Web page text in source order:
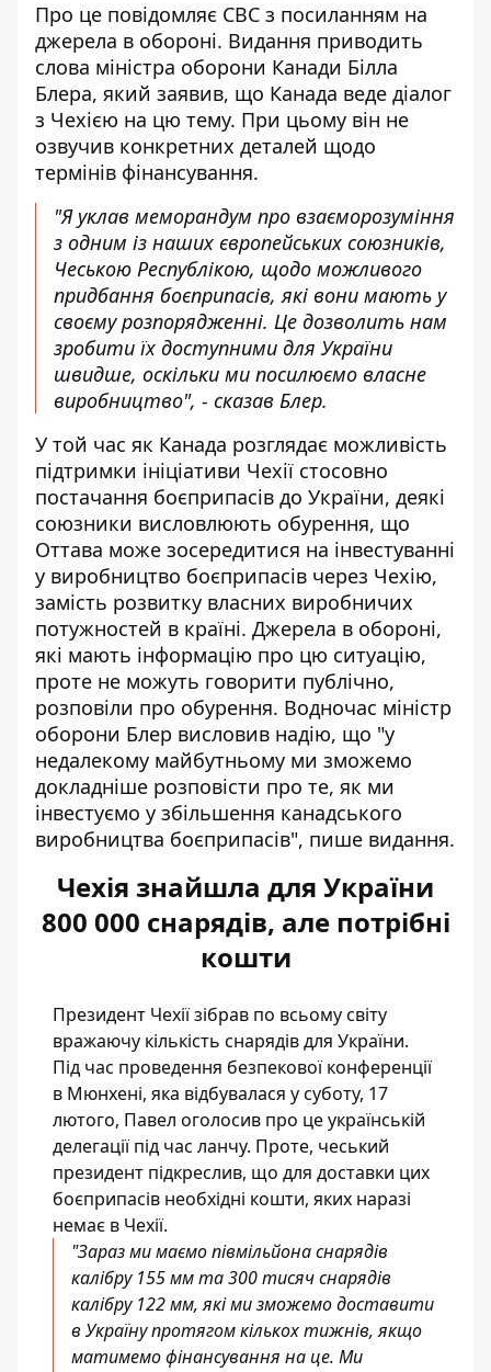
Про це повідомляє CBC з посиланням на
джерела в обороні. Видання приводить
слова міністра оборони Канади Білла
Блера, який заявив, що Канада веде діалог
з Чехією на цю тему. При цьому він не
озвучив конкретних деталей щодо
термінів фінансування.
"Я уклав меморандум про взаєморозуміння
з одним із наших європейських союзників,
Чеською Республікою, щодо можливого
придбання боєприпасів, які вони мають у
своєму розпорядженні. Це дозволить нам
зробити їх доступними для України
швидше, оскільки ми посилюємо власне
виробництво", - сказав Блер.
У той час як Канада розглядає можливість
підтримки ініціативи Чехії стосовно
постачання боєприпасів до України, деякі
союзники висловлюють обурення, що
Оттава може зосередитися на інвестуванні
у виробництво боєприпасів через Чехію,
замість розвитку власних виробничих
потужностей в країні. Джерела в обороні,
які мають інформацію про цю ситуацію,
проте не можуть говорити публічно,
розповіли про обурення. Водночас міністр
оборони Блер висловив надію, що "у
недалекому майбутньому ми зможемо
докладніше розповісти про те, як ми
інвестуємо у збільшення канадського
виробництва боєприпасів", пише видання.
Чехія знайшла для України
800 000 снарядів, але потрібні
кошти
Президент Чехії зібрав по всьому світу
вражаючу кількість снарядів для України.
Під час проведення безпекової конференції
в Мюнхені, яка відбувалася у суботу, 17
лютого, Павел оголосив про це українській
делегації під час ланчу. Проте, чеський
президент підкреслив, що для доставки цих
боєприпасів необхідні кошти, яких наразі
немає в Чехії.
"Зараз ми маємо півмільйона снарядів
калібру 155 мм та 300 тисяч снарядів
калібру 122 мм, які ми зможемо доставити
в Україну протягом кількох тижнів, якщо
матимемо фінансування на це. Ми